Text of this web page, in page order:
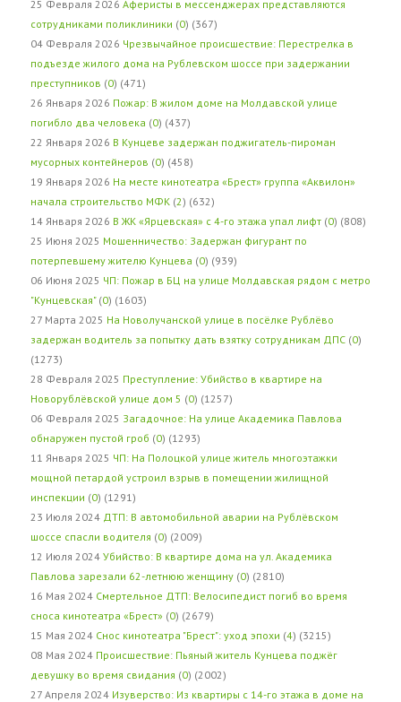
25 Февраля 2026 Аферисты в мессенджерах представляются
сотрудниками поликлиники (0) (367)
04 Февраля 2026 Чрезвычайное происшествие: Перестрелка в
подъезде жилого дома на Рублевском шоссе при задержании
преступников (0) (471)
26 Января 2026 Пожар: В жилом доме на Молдавской улице
погибло два человека (0) (437)
22 Января 2026 В Кунцеве задержан поджигатель-пироман
мусорных контейнеров (0) (458)
19 Января 2026 На месте кинотеатра «Брест» группа «Аквилон»
начала строительство МФК (2) (632)
14 Января 2026 В ЖК «Ярцевская» с 4-го этажа упал лифт (0) (808)
25 Июня 2025 Мошенничество: Задержан фигурант по
потерпевшему жителю Кунцева (0) (939)
06 Июня 2025 ЧП: Пожар в БЦ на улице Молдавская рядом с метро
"Кунцевская" (0) (1603)
27 Марта 2025 На Новолучанской улице в посёлке Рублёво
задержан водитель за попытку дать взятку сотрудникам ДПС (0)
(1273)
28 Февраля 2025 Преступление: Убийство в квартире на
Новорублёвской улице дом 5 (0) (1257)
06 Февраля 2025 Загадочное: На улице Академика Павлова
обнаружен пустой гроб (0) (1293)
11 Января 2025 ЧП: На Полоцкой улице житель многоэтажки
мощной петардой устроил взрыв в помещении жилищной
инспекции (0) (1291)
23 Июля 2024 ДТП: В автомобильной аварии на Рублёвском
шоссе спасли водителя (0) (2009)
12 Июля 2024 Убийство: В квартире дома на ул. Академика
Павлова зарезали 62-летнюю женщину (0) (2810)
16 Мая 2024 Смертельное ДТП: Велосипедист погиб во время
сноса кинотеатра «Брест» (0) (2679)
15 Мая 2024 Снос кинотеатра "Брест": уход эпохи (4) (3215)
08 Мая 2024 Происшествие: Пьяный житель Кунцева поджёг
девушку во время свидания (0) (2002)
27 Апреля 2024 Изуверство: Из квартиры с 14-го этажа в доме на